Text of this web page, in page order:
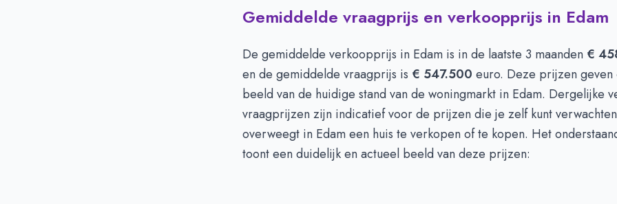
Gemiddelde vraagprijs en verkoopprijs in Edam
De gemiddelde verkoopprijs in Edam is in de laatste 3 maanden €
en de gemiddelde vraagprijs is € 547.500 euro. Deze prijzen
beeld van de huidige stand van de woningmarkt in Edam. Dergelijke
vraagprijzen zijn indicatief voor de prijzen die je zelf kunt
overweegt in Edam een huis te verkopen of te kopen. Het
toont een duidelijk en actueel beeld van deze prijzen: